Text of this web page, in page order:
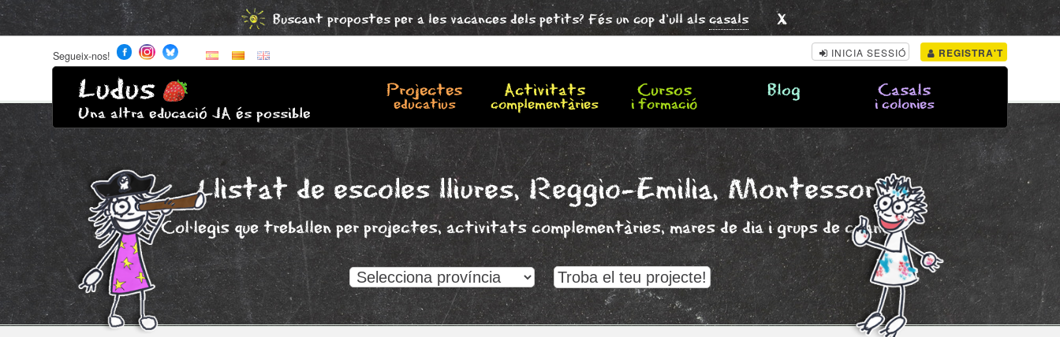
Buscant propostes per a les vacances dels petits? Fés un cop d'ull alscasals x
Segueix-nos! INICIA SESSIÓ REGISTRA'T
Ludus
Una altra educació JA és possible
Projectes
educatius
Activitats
complementàries
Cursos
i formació
Blog Casals
i colonies
Llistat de escoles lliures,Reggio-Emilia, Montessori
Col·legis que treballen per projectes, activitats complementàries, mares de dia i grups de criança